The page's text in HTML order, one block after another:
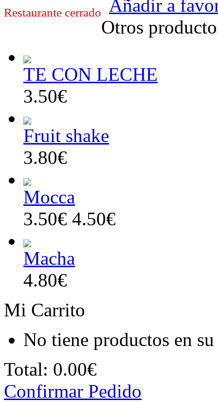
Restaurante cerrado
Añadir a
Otros
TE CON LECHE
3.50€
Fruit shake
3.80€
Mocca
3.50€ 4.50€
Macha
4.80€
Mi Carrito
No tiene productos en
Total: 0.00€
Confirmar Pedido